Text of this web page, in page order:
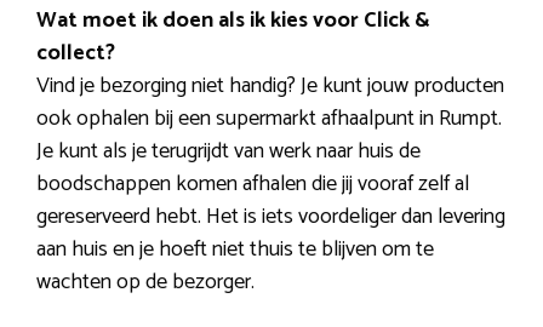
Wat moet ik doen als ik kies voor Click &
collect?
Vind je bezorging niet handig? Je kunt jouw producten
ook ophalen bij een supermarkt afhaalpunt in Rumpt.
Je kunt als je terugrijdt van werk naar huis de
boodschappen komen afhalen die jij vooraf zelf al
gereserveerd hebt. Het is iets voordeliger dan levering
aan huis en je hoeft niet thuis te blijven om te
wachten op de bezorger.